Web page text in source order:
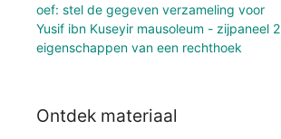
oef: stel de gegeven verzameling voor
Yusif ibn Kuseyir mausoleum - zijpaneel 2
eigenschappen van een rechthoek
Ontdek materiaal